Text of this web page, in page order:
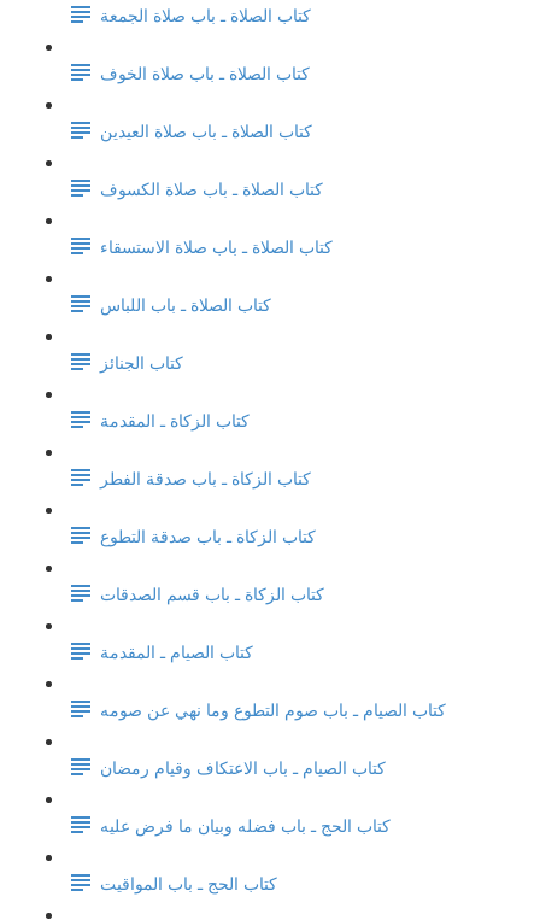
كتاب الصلاة ـ باب صلاة الجمعة
كتاب الصلاة ـ باب صلاة الخوف
كتاب الصلاة ـ باب صلاة العيدين
كتاب الصلاة ـ باب صلاة الكسوف
كتاب الصلاة ـ باب صلاة الاستسقاء
كتاب الصلاة ـ باب اللباس
كتاب الجنائز
كتاب الزكاة ـ المقدمة
كتاب الزكاة ـ باب صدقة الفطر
كتاب الزكاة ـ باب صدقة التطوع
كتاب الزكاة ـ باب قسم الصدقات
كتاب الصيام ـ المقدمة
كتاب الصيام ـ باب صوم التطوع وما نهي عن صومه
كتاب الصيام ـ باب الاعتكاف وقيام رمضان
كتاب الحج ـ باب فضله وبيان ما فرض عليه
كتاب الحج ـ باب المواقيت